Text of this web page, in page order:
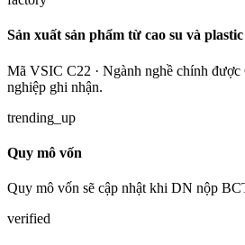
Sản xuất sản phẩm từ cao su và plastic
Mã VSIC C22 · Ngành nghề chính được
nghiệp ghi nhận.
trending_up
Quy mô vốn
Quy mô vốn sẽ cập nhật khi DN nộp
verified